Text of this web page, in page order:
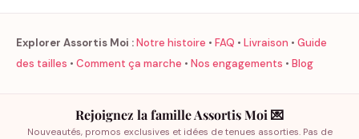
Explorer Assortis Moi :Notre histoire • FAQ • Livraison • Guide
des tailles • Comment ça marche • Nos engagements • Blog
Rejoignez la famille Assortis Moi 💌
Nouveautés, promos exclusives et idées de tenues assorties. Pas de